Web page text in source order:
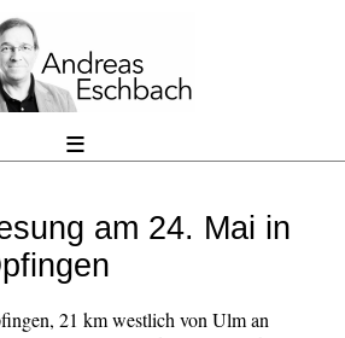
≡
am 24. Mai in
21 km westlich von Ulm an